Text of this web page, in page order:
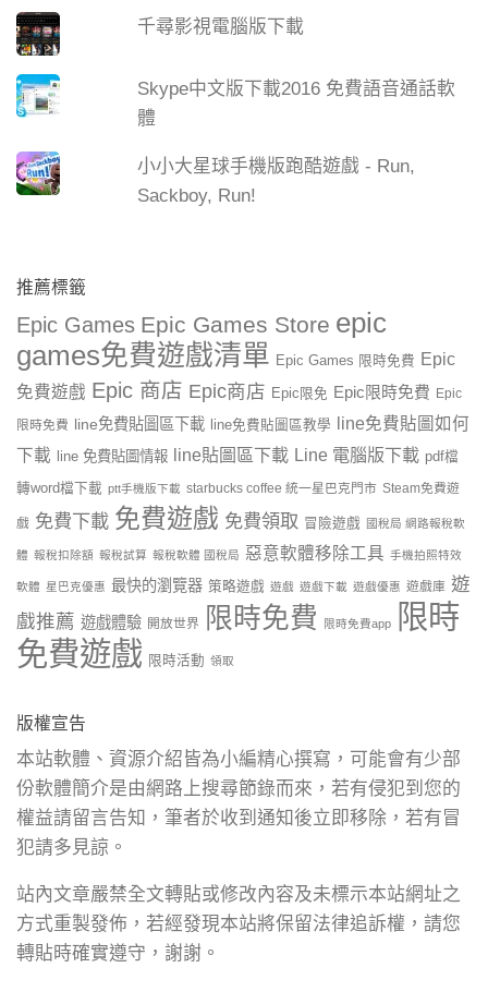
千尋影視電腦版下載
Skype中文版下載2016 免費語音通話軟
體
小小大星球手機版跑酷遊戲 - Run,
Sackboy, Run!
推薦標籤
Epic Games Epic Games Store epic
games免費遊戲清單 Epic Games 限時免費 Epic
免費遊戲 Epic 商店 Epic商店 Epic限免 Epic限時免費 Epic
限時免費 line免費貼圖區下載 line免費貼圖區教學
line免費貼圖如何
下載 line 免費貼圖情報 line貼圖區下載 Line 電腦版下載 pdf檔
轉word檔下載 ptt手機版下載 starbucks coffee 統一星巴克門市 Steam免費遊
戲 免費下載 免費遊戲 免費領取 冒險遊戲 國稅局 網路報稅軟
體 報稅扣除額 報稅試算 報稅軟體 國稅局 惡意軟體移除工具 手機拍照特效
軟體 星巴克優惠 最快的瀏覽器 策略遊戲 遊戲 遊戲下載 遊戲優惠 遊戲庫 遊
戲推薦 遊戲體驗 開放世界 限時免費 限時免費app
限時
免費遊戲 限時活動 領取
版權宣告
本站軟體、資源介紹皆為小編精心撰寫，可能會有少部
份軟體簡介是由網路上搜尋節錄而來，若有侵犯到您的
權益請留言告知，筆者於收到通知後立即移除，若有冒
犯請多見諒。
站內文章嚴禁全文轉貼或修改內容及未標示本站網址之
方式重製發佈，若經發現本站將保留法律追訴權，請您
轉貼時確實遵守，謝謝。